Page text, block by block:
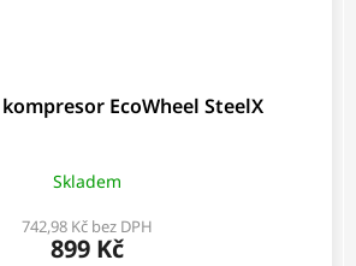
EcoWheel SteelX
Skladem
742,98 Kč bez DPH
899 Kč